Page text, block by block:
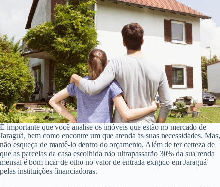
É importante que você analise os imóveis que estão no mercado de
Jaraguá, bem como encontre um que atenda às suas necessidades. Mas,
não esqueça de mantê-lo dentro do orçamento. Além de ter certeza de
que as parcelas da casa escolhida não ultrapassarão 30% da sua renda
mensal é bom ficar de olho no valor de entrada exigido em Jaraguá
pelas instituições financiadoras.